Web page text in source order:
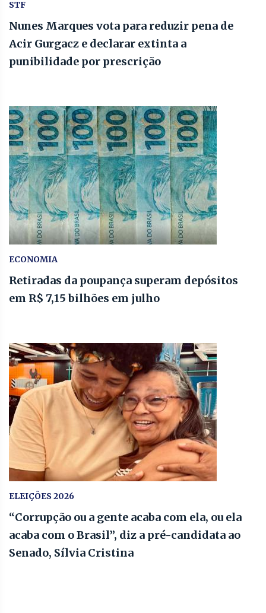
STF
Nunes Marques vota para reduzir pena de
Acir Gurgacz e declarar extinta a
punibilidade por prescrição
ECONOMIA
Retiradas da poupança superam depósitos
em R$ 7,15 bilhões em julho
ELEIÇÕES 2026
“Corrupção ou a gente acaba com ela, ou ela
acaba com o Brasil”, diz a pré-candidata ao
Senado, Sílvia Cristina